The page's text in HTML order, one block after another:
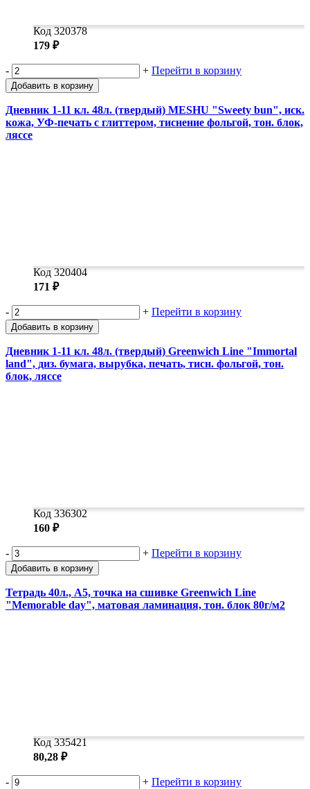
Код 320378
179 ₽
- + Перейти в корзину
Добавить в корзину
Дневник 1-11 кл. 48л. (твердый) MESHU "Sweety bun", иск.
кожа, УФ-печать с глиттером, тиснение фольгой, тон. блок,
ляссе
Код 320404
171 ₽
- + Перейти в корзину
Добавить в корзину
Дневник 1-11 кл. 48л. (твердый) Greenwich Line "Immortal
land", диз. бумага, вырубка, печать, тисн. фольгой, тон.
блок, ляссе
Код 336302
160 ₽
- + Перейти в корзину
Добавить в корзину
Тетрадь 40л., А5, точка на сшивке Greenwich Line
"Memorable day", матовая ламинация, тон. блок 80г/м2
Код 335421
80,28 ₽
- + Перейти в корзину